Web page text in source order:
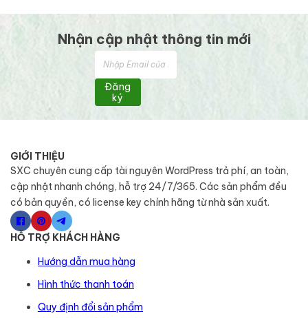
Nhận cập nhật thông tin mới
Đăng
ký
GIỚI THIỆU
SXC chuyên cung cấp tài nguyên WordPress trả phí, an toàn,
cập nhật nhanh chóng, hỗ trợ 24/7/365. Các sản phẩm đều
có bản quyền, có license key chính hãng từ nhà sản xuất.
HỖ TRỢ KHÁCH HÀNG
Hướng dẫn mua hàng
Hình thức thanh toán
Quy định đổi sản phẩm